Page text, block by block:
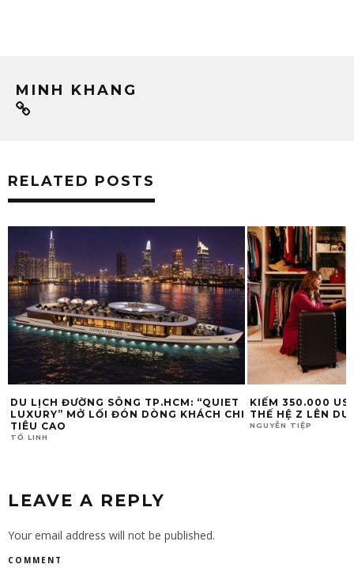
MINH KHANG
RELATED POSTS
DU LỊCH ĐƯỜNG SÔNG TP.HCM: “QUIET
LUXURY” MỞ LỐI ĐÓN DÒNG KHÁCH CHI
TIÊU CAO
TỐ LINH
KIẾM 350.000
THẾ HỆ Z LÊN DU
NGUYỄN TIỆP
LEAVE A REPLY
Your email address will not be published.
COMMENT